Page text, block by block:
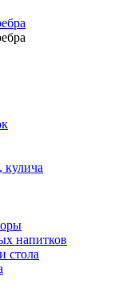
кулича
напитков
стола